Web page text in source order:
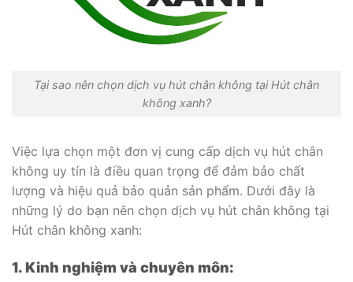
Tại sao nên chọn dịch vụ hút chân không tại Hút chân
không xanh?
Việc lựa chọn một đơn vị cung cấp dịch vụ hút chân
không uy tín là điều quan trọng để đảm bảo chất
lượng và hiệu quả bảo quản sản phẩm. Dưới đây là
những lý do bạn nên chọn dịch vụ hút chân không tại
Hút chân không xanh:
1. Kinh nghiệm và chuyên môn: